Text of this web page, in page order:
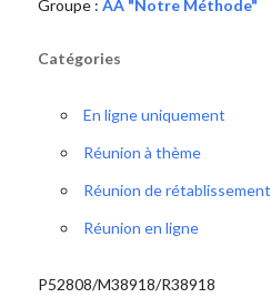
Groupe : AA "Notre Méthode"
Catégories
En ligne uniquement
Réunion à thème
Réunion de rétablissement
Réunion en ligne
P52808/M38918/R38918